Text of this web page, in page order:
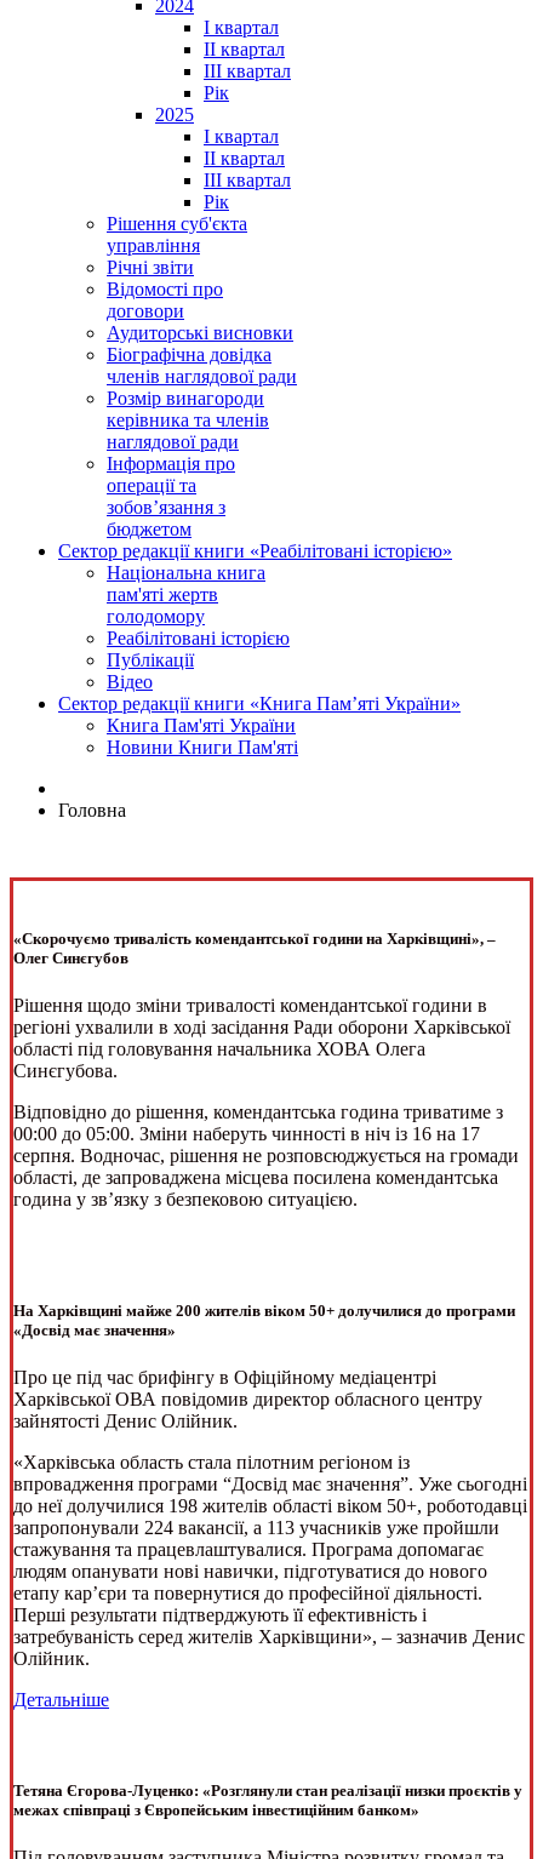
2024
I квартал
II квартал
III квартал
Рік
2025
I квартал
II квартал
III квартал
Рік
Рішення суб'єкта
управління
Річні звіти
Відомості про
договори
Аудиторські висновки
Біографічна довідка
членів наглядової ради
Розмір винагороди
керівника та членів
наглядової ради
Інформація про
операції та
зобов’язання з
бюджетом
Сектор редакції книги «Реабілітовані історією»
Національна книга
пам'яті жертв
голодомору
Реабілітовані історією
Публікації
Відео
Сектор редакції книги «Книга Пам’яті України»
Книга Пам'яті України
Новини Книги Пам'яті
Головна
«Скорочуємо тривалість комендантської години на Харківщині», –
Олег Синєгубов
Рішення щодо зміни тривалості комендантської години в
регіоні ухвалили в ході засідання Ради оборони Харківської
області під головування начальника ХОВА Олега
Синєгубова.
Відповідно до рішення, комендантська година триватиме з
00:00 до 05:00. Зміни наберуть чинності в ніч із 16 на 17
серпня. Водночас, рішення не розповсюджується на громади
області, де запроваджена місцева посилена комендантська
година у зв’язку з безпековою ситуацією.
На Харківщині майже 200 жителів віком 50+ долучилися до програми
«Досвід має значення»
Про це під час брифінгу в Офіційному медіацентрі
Харківської ОВА повідомив директор обласного центру
зайнятості Денис Олійник.
«Харківська область стала пілотним регіоном із
впровадження програми “Досвід має значення”. Уже сьогодні
до неї долучилися 198 жителів області віком 50+, роботодавці
запропонували 224 вакансії, а 113 учасників уже пройшли
стажування та працевлаштувалися. Програма допомагає
людям опанувати нові навички, підготуватися до нового
етапу кар’єри та повернутися до професійної діяльності.
Перші результати підтверджують її ефективність і
затребуваність серед жителів Харківщини», – зазначив Денис
Олійник.
Детальніше
Тетяна Єгорова-Луценко: «Розглянули стан реалізації низки проєктів у
межах співпраці з Європейським інвестиційним банком»